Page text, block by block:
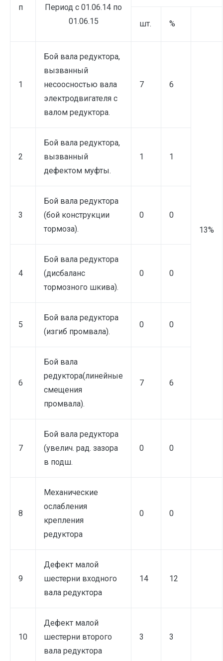
п
Период с 01.06.14 по
01.06.15
шт. %
1
Бой вала редуктора,
вызванный
несоосностью вала
электродвигателя с
валом редуктора.
7 6
13%
2
Бой вала редуктора,
вызванный
дефектом муфты.
1 1
3
Бой вала редуктора
(бой конструкции
тормоза).
0 0
4
Бой вала редуктора
(дисбаланс
тормозного шкива).
0 0
5
Бой вала редуктора
(изгиб промвала).
0 0
6
Бой вала
редуктора(линейные
смещения
промвала).
7 6
7
Бой вала редуктора
(увелич. рад. зазора
в подш.
0 0
8
Механические
ослабления
крепления
редуктора
0 0
9
Дефект малой
шестерни входного
вала редуктора
14 12
10
Дефект малой
шестерни второго
вала редуктора
3 3